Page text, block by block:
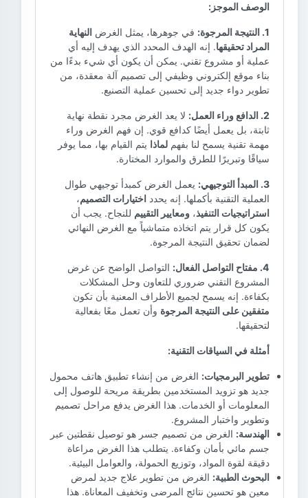
الوصف الموجز:
1. النتيجة المرجوة: في جوهرها، يمثل الغرض النهاية
المراد تحقيقها. إنه الهدف المحدد الذي يهدف إليه أي
عملية أو مشروع تقني. يمكن أن يكون أي شيء بدءًا من
بناء موقع إلكتروني وظيفي إلى تصميم آلة معقدة، من
تطوير دواء جديد إلى تحسين عملية التصنيع.
2. الدافع وراء العمل:
لا يعد الغرض مجرد نقطة نهاية
ثابتة، بل يعمل أيضًا كدافع قوي. إن فهم الغرض وراء
مهمة تقنية يسمح لنا بفهم لماذا يتم القيام بها، مما يوفر
سياقًا وتبريرًا للطرق والموارد المختارة.
3. المبدأ التوجيهي:
يعمل الغرض كمبدأ توجيهي طوال
العملية التقنية بأكملها. إنه يحدد اختيارات التصميم،
استراتيجيات التنفيذ، ومعايير التقييم للنجاح. يجب أن
يكون كل قرار يتم اتخاذه متماشياً مع الغرض النهائي
لضمان تحقيق النتيجة المرجوة.
4. مفتاح التواصل الفعال:
التواصل الواضح عن غرض
المشروع التقني ضروري للتعاون وحل المشكلات
بكفاءة. إنه يسمح لجميع الأطراف المعنية بأن تكون
متفقين على النتيجة المرجوة وأن تعمل معًا بفعالية
لتحقيقها.
أمثلة في السياقات التقنية:
تطوير البرمجيات: الغرض من إنشاء تطبيق هاتف محمول
جديد هو تزويد المستخدمين بطريقة مريحة للوصول إلى
المعلومات أو الخدمات. هذا الغرض يدفع مراحل تصميم
وتطوير واختبار المشروع.
الهندسة: الغرض من تصميم جسر هو توصيل نقطتين عبر
جسم مائي بأمان وكفاءة. يتطلب هذا الغرض مراعاة
دقيقة لقوة المواد، وتوزيع الحمولة، والعوامل البيئية.
البحوث الطبية: الغرض من تطوير علاج جديد لمرض
معين هو تحسين نتائج المرضى وتخفيف المعاناة. هذا